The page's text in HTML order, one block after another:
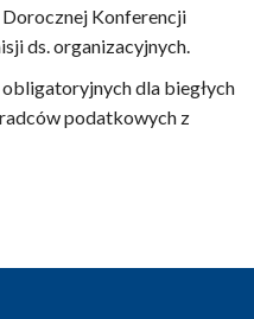
Konferencji
ds. organizacyjnych.
dla biegłych
podatkowych z